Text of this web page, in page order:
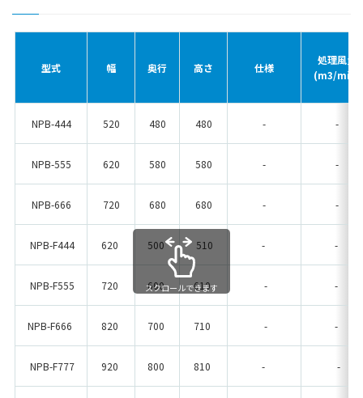
型式 幅 奥行 高さ 仕様
処理風量
(m3/min)
NPB-444 520 480 480 - -
NPB-555 620 580 580 - -
NPB-666 720 680 680 - -
NPB-F444 620 500 510 - -
NPB-F555 720 600 610 - -
NPB-F666 820 700 710 - -
NPB-F777 920 800 810 - -
スクロールできます